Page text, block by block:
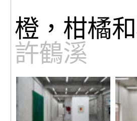
橙，柑橘
許鶴溪